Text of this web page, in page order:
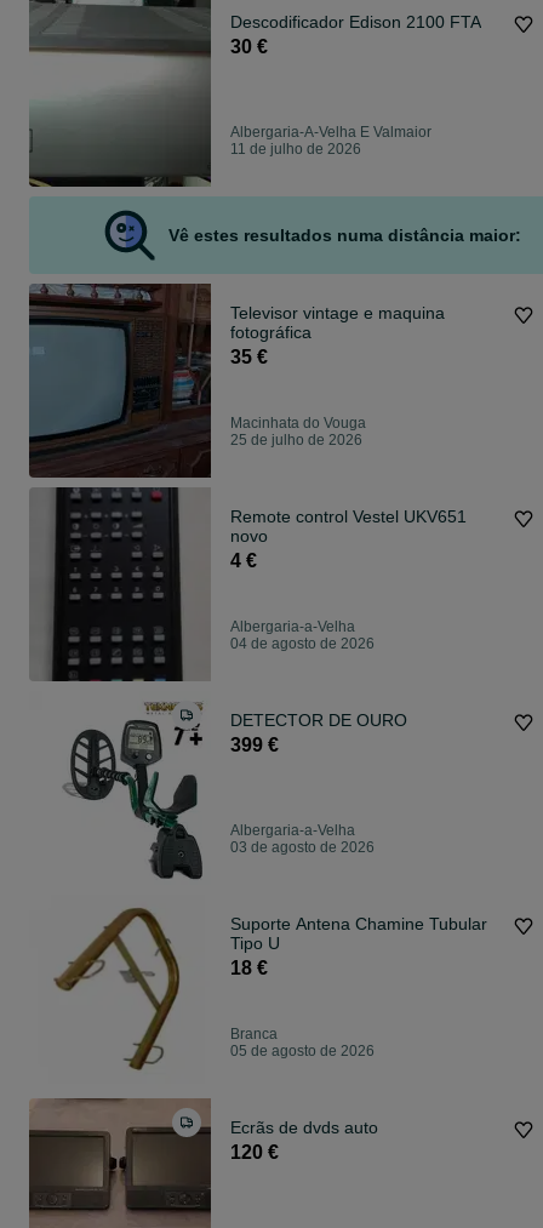
Descodificador Edison 2100 FTA
30 €
Albergaria-A-Velha E Valmaior
11 de julho de 2026
Vê estes resultados numa distância maior:
Televisor vintage e maquina
fotográfica
35 €
Macinhata do Vouga
25 de julho de 2026
Remote control Vestel UKV651
novo
4 €
Albergaria-a-Velha
04 de agosto de 2026
DETECTOR DE OURO
399 €
Albergaria-a-Velha
03 de agosto de 2026
Suporte Antena Chamine Tubular
Tipo U
18 €
Branca
05 de agosto de 2026
Ecrãs de dvds auto
120 €